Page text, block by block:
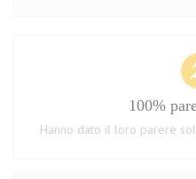
100%
Hanno dato il loro parere